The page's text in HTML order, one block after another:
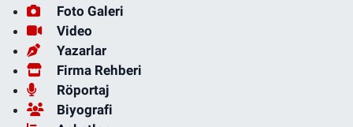
Foto Galeri
Video
Yazarlar
Firma Rehberi
Röportaj
Biyografi